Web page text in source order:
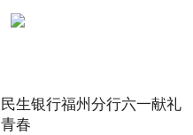
民生银行福州分行六一献礼
青春